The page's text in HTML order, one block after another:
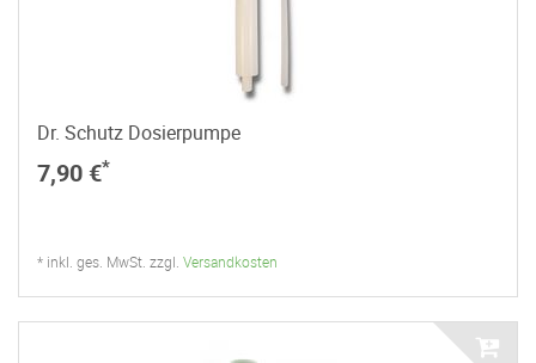
Dr. Schutz Dosierpumpe
7,90 €*
* inkl. ges. MwSt. zzgl. Versandkosten